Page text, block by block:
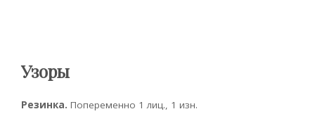
Узоры
Резинка. Попеременно 1 лиц., 1 изн.